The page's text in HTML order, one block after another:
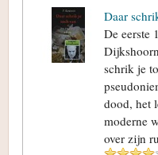
Daar
De eerste
schrik je
dood, het
moderne
over zijn